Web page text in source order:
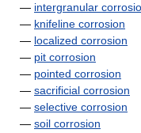
— intergranular
— knifeline corrosion
— localized corrosion
— pit corrosion
— pointed corrosion
— sacrificial corrosion
— selective corrosion
— soil corrosion